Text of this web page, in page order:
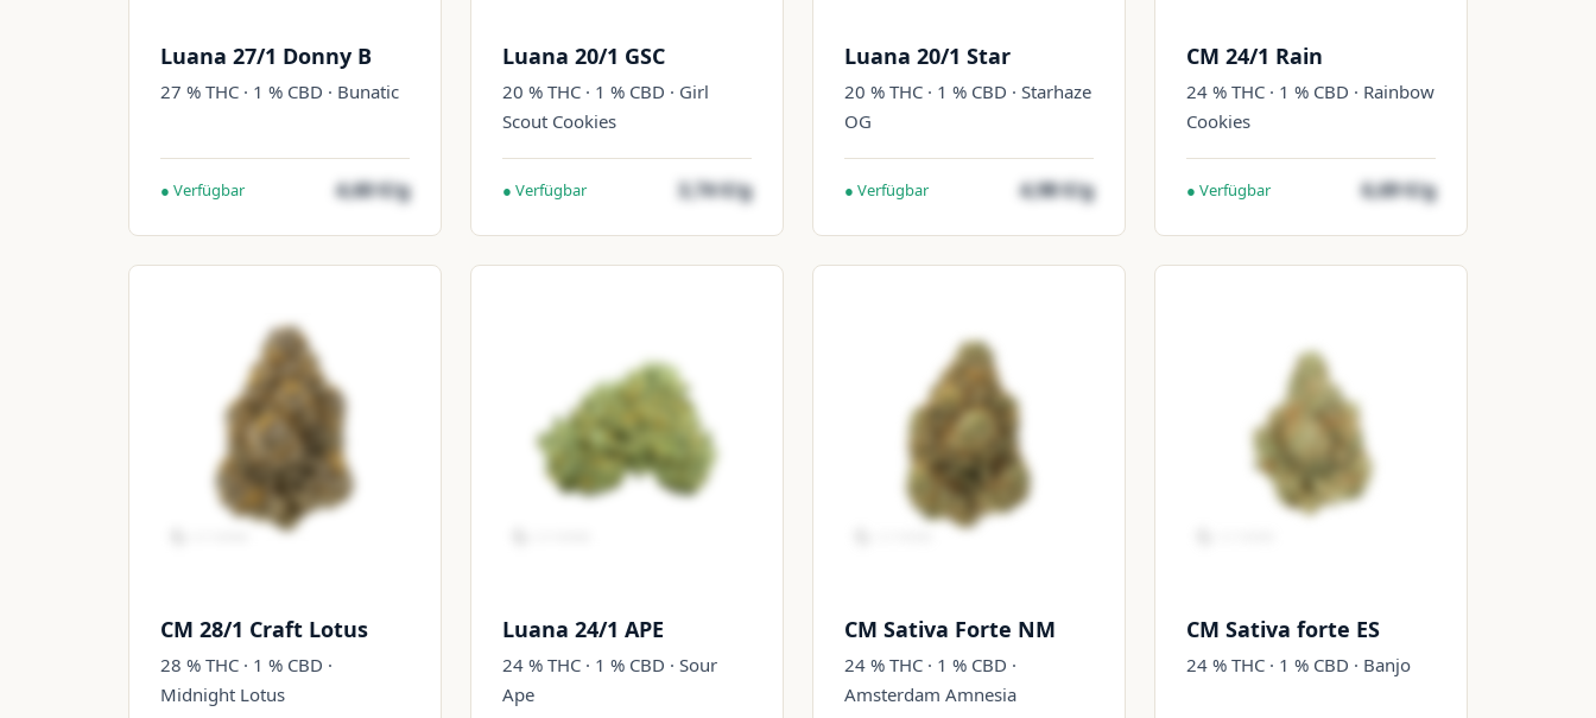
Luana 27/1 Donny B
27 % THC · 1 % CBD · Bunatic
● Verfügbar 4,60 €/g
Luana 20/1 GSC
20 % THC · 1 % CBD · Girl
Scout Cookies
● Verfügbar 3,74 €/g
Luana 20/1 Star
20 % THC · 1 % CBD · Starhaze
OG
● Verfügbar 4,98 €/g
CM 24/1 Rain
24 % THC · 1 % CBD · Rainbow
Cookies
● Verfügbar 6,69 €/g
CM 28/1 Craft Lotus
28 % THC · 1 % CBD ·
Midnight Lotus
Luana 24/1 APE
24 % THC · 1 % CBD · Sour
Ape
CM Sativa Forte NM
24 % THC · 1 % CBD ·
Amsterdam Amnesia
CM Sativa forte ES
24 % THC · 1 % CBD · Banjo